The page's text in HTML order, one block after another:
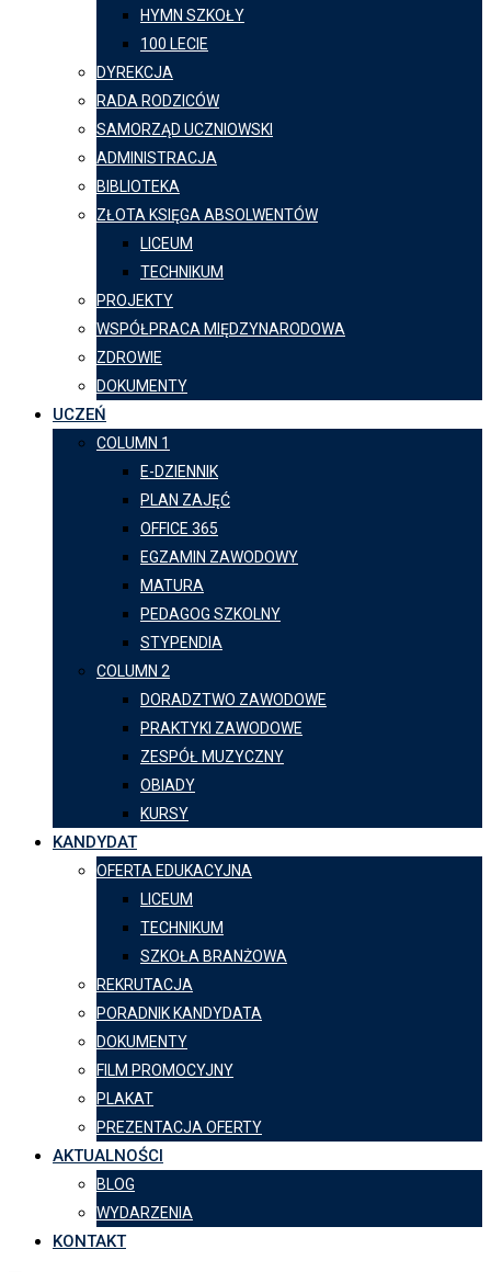
HYMN SZKOŁY
100 LECIE
DYREKCJA
RADA RODZICÓW
SAMORZĄD UCZNIOWSKI
ADMINISTRACJA
BIBLIOTEKA
ZŁOTA KSIĘGA ABSOLWENTÓW
LICEUM
TECHNIKUM
PROJEKTY
WSPÓŁPRACA MIĘDZYNARODOWA
ZDROWIE
DOKUMENTY
UCZEŃ
COLUMN 1
E-DZIENNIK
PLAN ZAJĘĆ
OFFICE 365
EGZAMIN ZAWODOWY
MATURA
PEDAGOG SZKOLNY
STYPENDIA
COLUMN 2
DORADZTWO ZAWODOWE
PRAKTYKI ZAWODOWE
ZESPÓŁ MUZYCZNY
OBIADY
KURSY
KANDYDAT
OFERTA EDUKACYJNA
LICEUM
TECHNIKUM
SZKOŁA BRANŻOWA
REKRUTACJA
PORADNIK KANDYDATA
DOKUMENTY
FILM PROMOCYJNY
PLAKAT
PREZENTACJA OFERTY
AKTUALNOŚCI
BLOG
WYDARZENIA
KONTAKT